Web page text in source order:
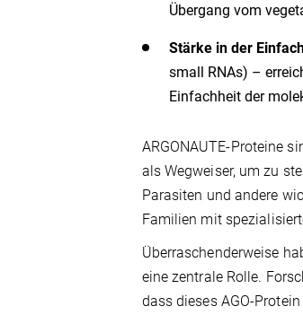
Übergang vom
Stärke in der
small RNAs) –
Einfachheit der
ARGONAUTE-Proteine
als Wegweiser, um zu
Parasiten und andere
Familien mit
Überraschenderweise
eine zentrale Rolle.
dass dieses AGO-